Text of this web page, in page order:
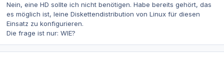
Nein, eine HD sollte ich nicht benötigen. Habe bereits gehört, das
es möglich ist, leine Diskettendistribution von Linux für diesen
Einsatz zu konfigurieren.
Die frage ist nur: WIE?